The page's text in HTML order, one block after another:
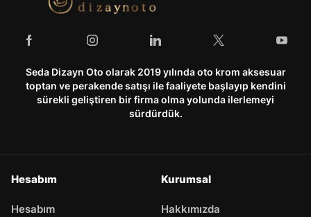
Seda Dizayn Oto olarak 2019 yılında oto krom aksesuar
toptan ve perakende satışı ile faaliyete başlayıp kendini
sürekli geliştiren bir firma olma yolunda ilerlemeyi
sürdürdük.
Hesabım
Hesabım
Kurumsal
Hakkımızda